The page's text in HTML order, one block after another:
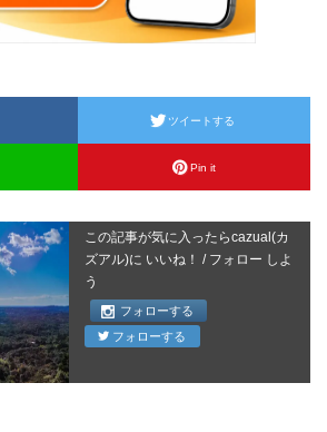
ツイートする
Pin it
この記事が気に入ったらcazual(カ
ズアル)に いいね！ / フォロー しよ
う
フォローする
フォローする